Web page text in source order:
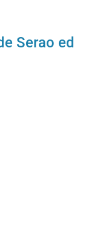
Serao ed